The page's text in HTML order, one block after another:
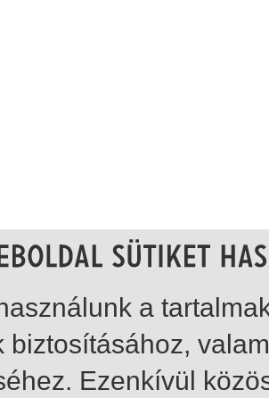
a
biztosításához,
Ezenkívül